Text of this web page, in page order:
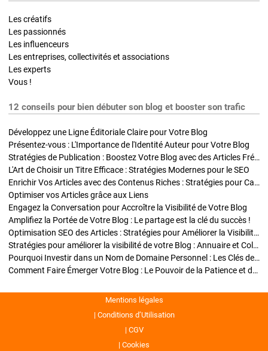
Les créatifs
Les passionnés
Les influenceurs
Les entreprises, collectivités et associations
Les experts
Vous !
12 conseils pour bien débuter son blog et booster son trafic
Développez une Ligne Éditoriale Claire pour Votre Blog
Présentez-vous : L'Importance de l'Identité Auteur pour Votre Blog
Stratégies de Publication : Boostez Votre Blog avec des Articles Fréquents et Exclusifs
L'Art de Choisir un Titre Efficace : Stratégies Modernes pour le SEO
Enrichir Vos Articles avec des Contenus Riches : Stratégies pour Captiver et Optimiser
Optimiser vos Articles grâce aux Liens
Engagez la Conversation pour Accroître la Visibilité de Votre Blog
Amplifiez la Portée de Votre Blog : Le partage est la clé du succès !
Optimisation SEO des Articles : Stratégies pour Améliorer la Visibilité de Votre Blog
Stratégies pour améliorer la visibilité de votre Blog : Annuaire et Collaborations
Pourquoi Investir dans un Nom de Domaine Personnel : Les Clés de la Réussite de Votre Blog
Comment Faire Émerger Votre Blog : Le Pouvoir de la Patience et de la Persévérance
Mentions légales
Conditions d’Utilisation
CGV
Cookies